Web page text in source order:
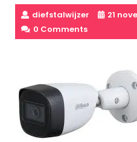
diefstalwijzer
21
0 Comments